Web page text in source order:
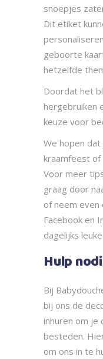
snoepjes
Dit etiket
geboorte
hetzelfde
Doordat het
hergebruiken
keuze voor
We hopen
kraamfeest
Voor meer
graag door
of neem even
Facebook en
dagelijks
Hulp
Bij
bij ons de
inhuren om je
besteden.
om ons in te